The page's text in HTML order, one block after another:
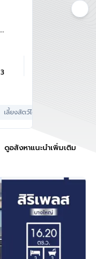
3
เลี้ยงสัตว์ได้
ดูอสังหาแนะนำเพิ่มเติม